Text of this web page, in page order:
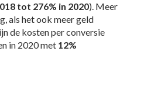
tot 276% in 2020). Meer
als het ook meer geld
de kosten per conversie
in 2020 met 12%